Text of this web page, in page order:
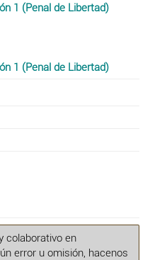
1 (Penal de Libertad)
1 (Penal de Libertad)
colaborativo en
error u omisión, hacenos